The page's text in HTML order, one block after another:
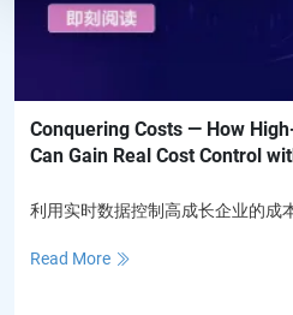
Conquering Costs — How
Can Gain Real Cost Control
利用实时数据控制高成长企业的成
Read More